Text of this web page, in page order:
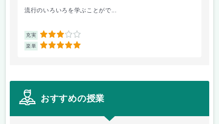
流行のいろいろを学ぶことがで...
充実 3
楽単 5
おすすめの授業